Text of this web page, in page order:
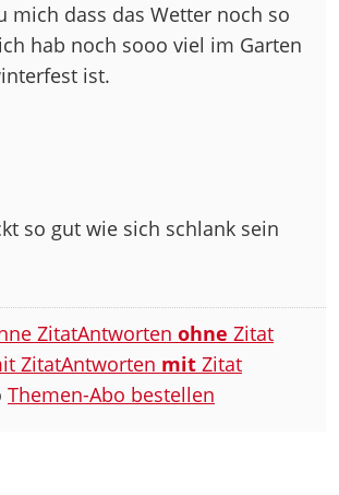
mich dass das Wetter noch so
hab noch sooo viel im Garten
ist.
so gut wie sich schlank sein
Antworten ohne Zitat
Antworten mit Zitat
Themen-Abo bestellen